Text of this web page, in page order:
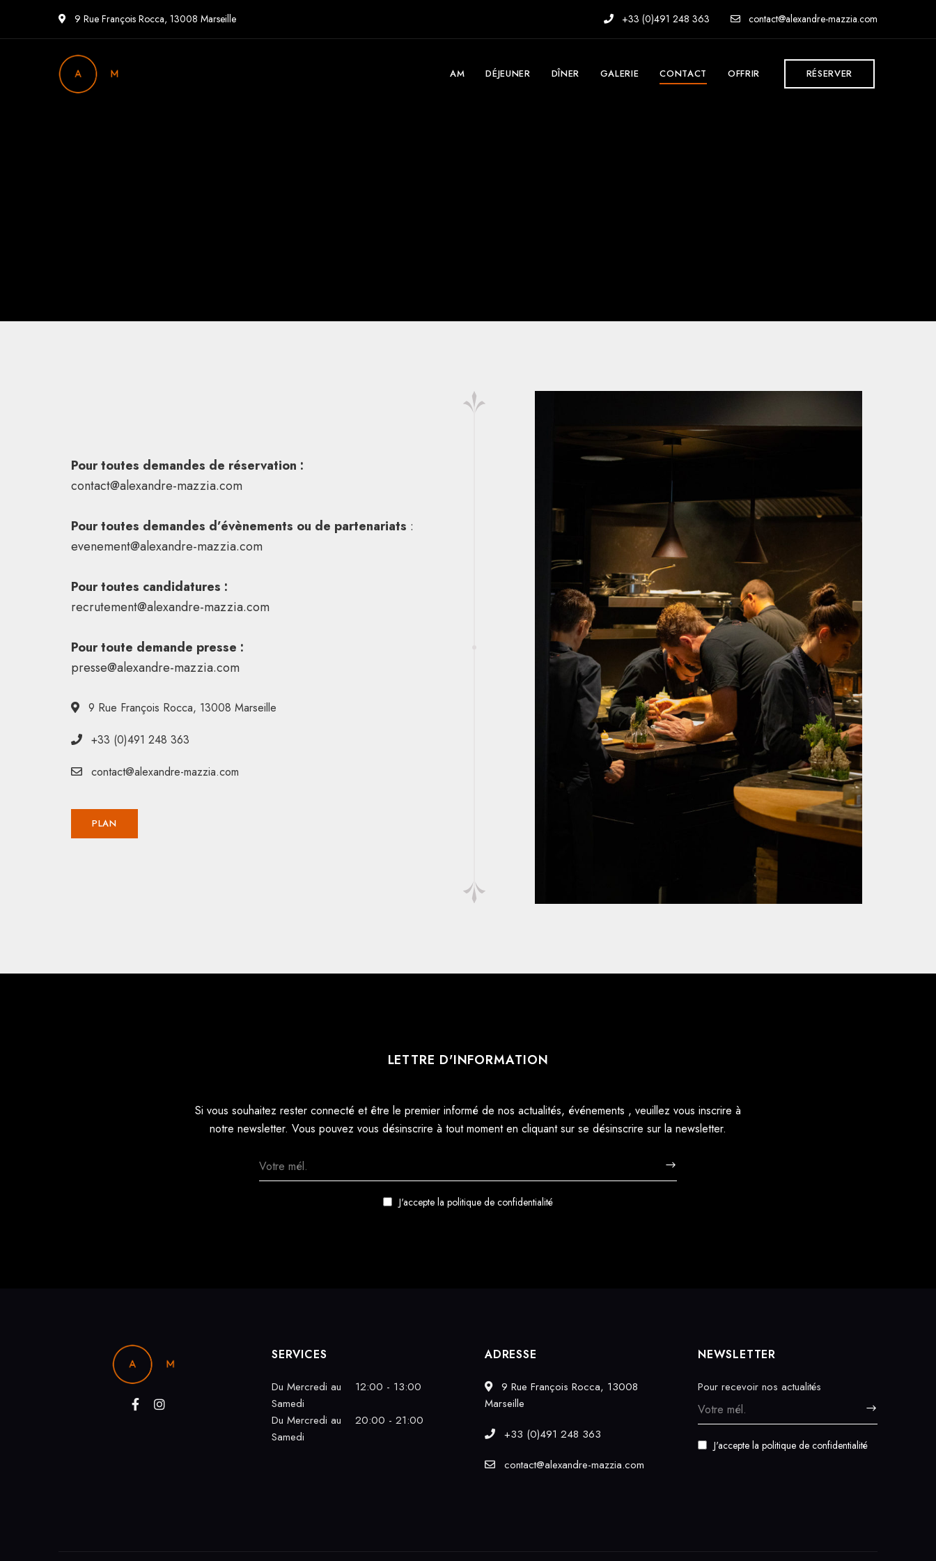
9 Rue François Rocca, 13008 Marseille +33 (0)491 248 363 contact@alexandre-mazzia.com
AM DÉJEUNER DÎNER GALERIE CONTACT OFFRIR RÉSERVER
Pour toutes demandes de réservation :
contact@alexandre-mazzia.com
Pour toutes demandes d’évènements ou de partenariats :
evenement@alexandre-mazzia.com
Pour toutes candidatures :
recrutement@alexandre-mazzia.com
Pour toute demande presse :
presse@alexandre-mazzia.com
9 Rue François Rocca, 13008 Marseille
+33 (0)491 248 363
contact@alexandre-mazzia.com
PLAN
LETTRE D'INFORMATION
Si vous souhaitez rester connecté et être le premier informé de nos actualités, événements , veuillez vous inscrire à
notre newsletter. Vous pouvez vous désinscrire à tout moment en cliquant sur se désinscrire sur la newsletter.
J'accepte la politique de confidentialité
SERVICES
Du Mercredi au
Samedi
12:00 - 13:00
Du Mercredi au
Samedi
20:00 - 21:00
ADRESSE
9 Rue François Rocca, 13008
Marseille
+33 (0)491 248 363
contact@alexandre-mazzia.com
NEWSLETTER
Pour recevoir nos actualités
J'accepte la politique de confidentialité